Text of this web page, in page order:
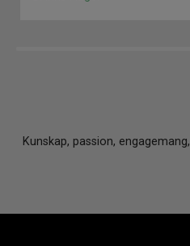
Kunskap, passion, engagemang,